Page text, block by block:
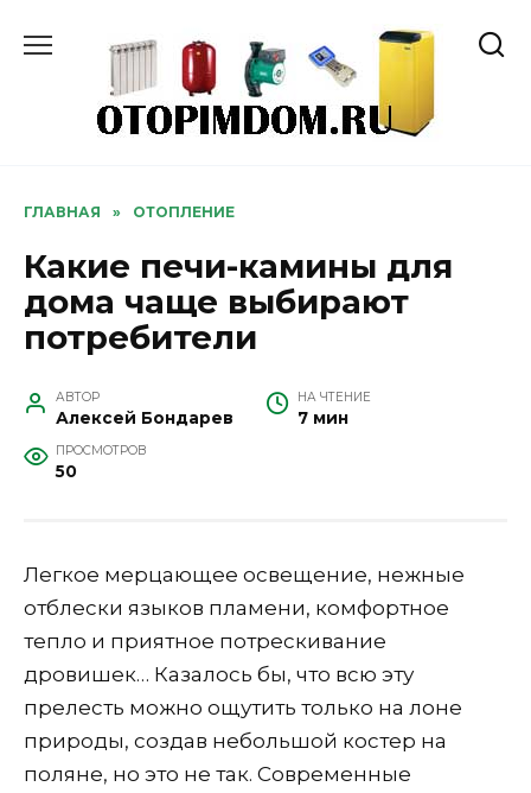
ГЛАВНАЯ » ОТОПЛЕНИЕ
Какие печи-камины для
дома чаще выбирают
потребители
АВТОР
Алексей Бондарев
НА ЧТЕНИЕ
7 мин
ПРОСМОТРОВ
50
Легкое мерцающее освещение, нежные
отблески языков пламени, комфортное
тепло и приятное потрескивание
дровишек… Казалось бы, что всю эту
прелесть можно ощутить только на лоне
природы, создав небольшой костер на
поляне, но это не так. Современные